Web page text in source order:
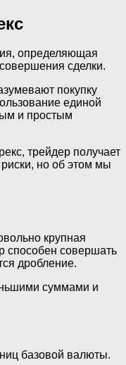
определяющая
сделки.
покупку
единой
и простым
трейдер получает
но об этом мы
крупная
способен совершать
дробление.
суммами и
базовой валюты.